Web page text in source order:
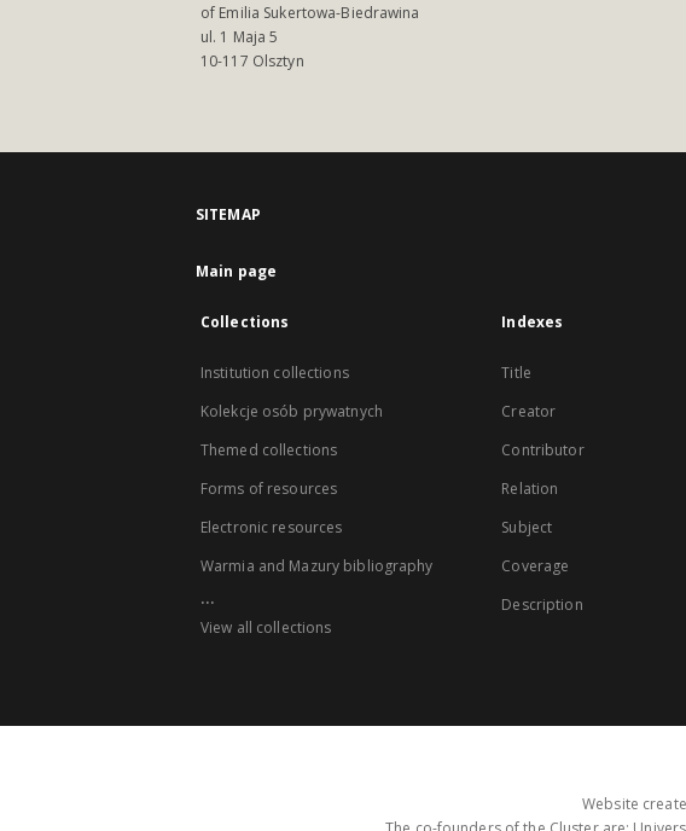
of Emilia Sukertowa-Biedrawina
ul. 1 Maja 5
10-117 Olsztyn
SITEMAP
Main page
Collections
Institution collections
Kolekcje osób prywatnych
Themed collections
Forms of resources
Electronic resources
Warmia and Mazury bibliography
...
View all collections
Indexes
Title
Creator
Contributor
Relation
Subject
Coverage
Description
Website